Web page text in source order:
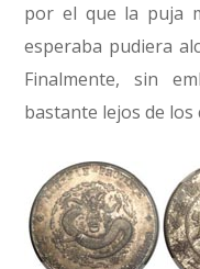
por el que la puja
esperaba pudiera
Finalmente, sin
bastante lejos de los